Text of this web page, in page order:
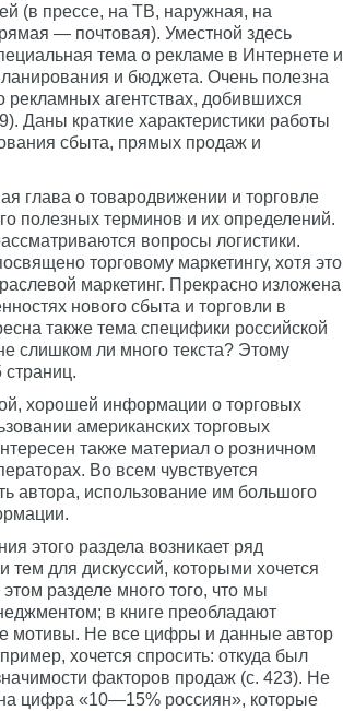
(в прессе, на ТВ, наружная, на
— почтовая). Уместной здесь
тема о рекламе в Интернете и
и бюджета. Очень полезна
агентствах, добившихся
Даны краткие характеристики работы
сбыта, прямых продаж и
глава о товародвижении и торговле
полезных терминов и их определений.
вопросы логистики.
торговому маркетингу, хотя это
маркетинг. Прекрасно изложена
нового сбыта и торговли в
также тема специфики российской
слишком ли много текста? Этому
хорошей информации о торговых
американских торговых
также материал о розничном
Во всем чувствуется
автора, использование им большого
этого раздела возникает ряд
тем для дискуссий, которыми хочется
разделе много того, что мы
в книге преобладают
мотивы. Не все цифры и данные автор
хочется спросить: откуда был
факторов продаж (с. 423). Не
цифра «10—15% россиян», которые